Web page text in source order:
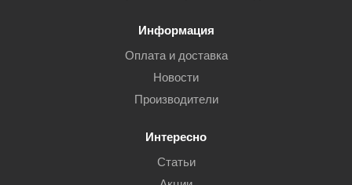
Информация
Оплата и доставка
Новости
Производители
Интересно
Статьи